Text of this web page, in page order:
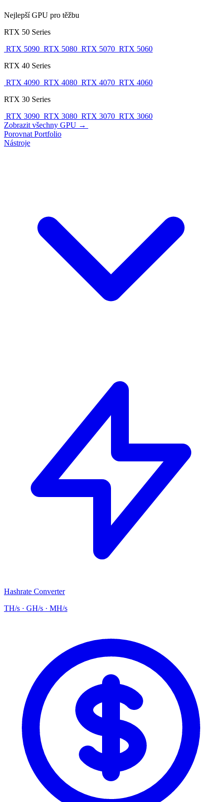
Nejlepší GPU pro těžbu
RTX 50 Series
RTX 5090 RTX 5080 RTX 5070 RTX 5060
RTX 40 Series
RTX 4090 RTX 4080 RTX 4070 RTX 4060
RTX 30 Series
RTX 3090 RTX 3080 RTX 3070 RTX 3060
Zobrazit všechny GPU →
Porovnat Portfolio
Nástroje
Hashrate Converter
TH/s · GH/s · MH/s